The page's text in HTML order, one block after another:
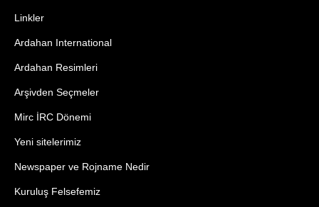
Linkler
Ardahan International
Ardahan Resimleri
Arşivden Seçmeler
Mirc İRC Dönemi
Yeni sitelerimiz
Newspaper ve Rojname Nedir
Kuruluş Felsefemiz